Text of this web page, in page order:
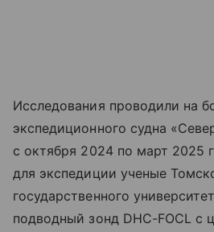
Исследования проводили на
экспедиционного судна
с октября 2024 по март 2025
для экспедиции ученые
государственного
подводный зонд DHC-FOCL с